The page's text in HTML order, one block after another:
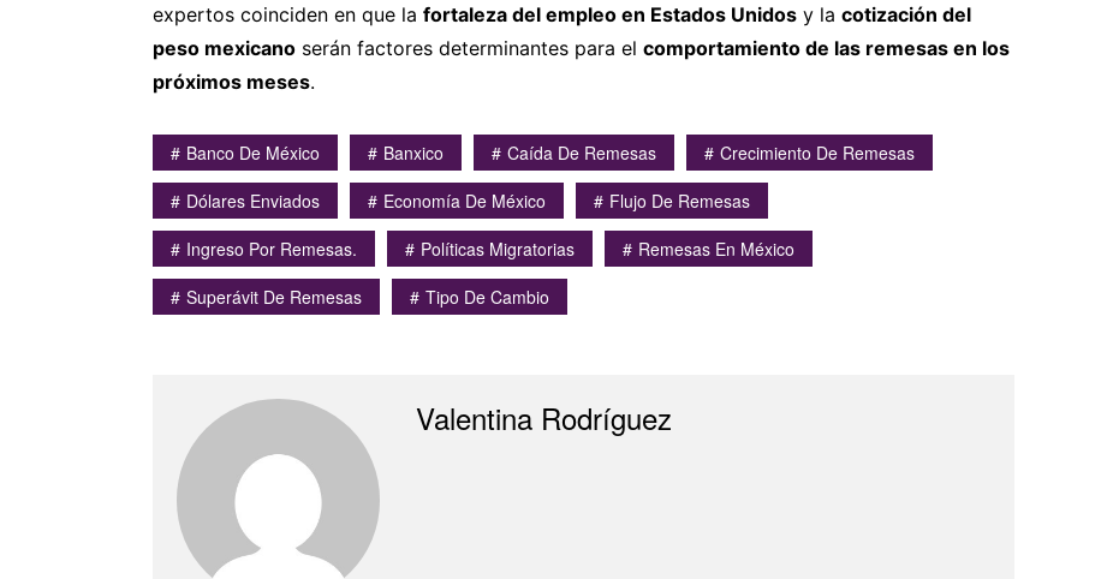
expertos coinciden en que la fortaleza del empleo en Estados Unidos y la cotización del
peso mexicano serán factores determinantes para el comportamiento de las remesas en los
próximos meses.
Banco De México Banxico Caída De Remesas
Crecimiento De Remesas
Dólares Enviados
Economía De México
Flujo De Remesas
Ingreso Por Remesas.
Políticas Migratorias
Remesas En México
Superávit De Remesas
Tipo De Cambio
Valentina Rodríguez